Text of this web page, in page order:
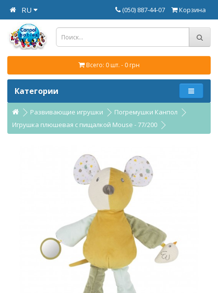
RU Корзина
(050) 887-44-07
Всего: 0 шт. - 0 грн
Категории
Развивающие игрушки
Погремушки Канпол
Игрушка плюшевая с пищалкой Mouse - 77/200